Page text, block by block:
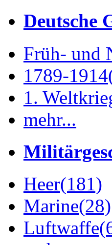
Deutsche
Früh- und
1789-1914
1.
mehr...
Heer(181)
Marine(28)
Luftwaffe